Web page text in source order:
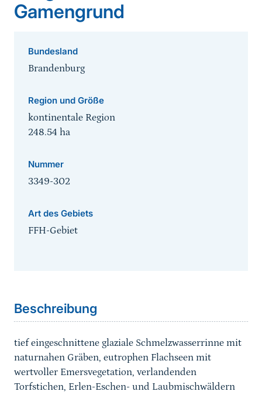
Gamengrund
Bundesland
Brandenburg
Region und Größe
kontinentale Region
248.54 ha
Nummer
3349-302
Art des Gebiets
FFH-Gebiet
Beschreibung
tief eingeschnittene glaziale Schmelzwasserrinne mit
naturnahen Gräben, eutrophen Flachseen mit
wertvoller Emersvegetation, verlandenden
Torfstichen, Erlen-Eschen- und Laubmischwäldern